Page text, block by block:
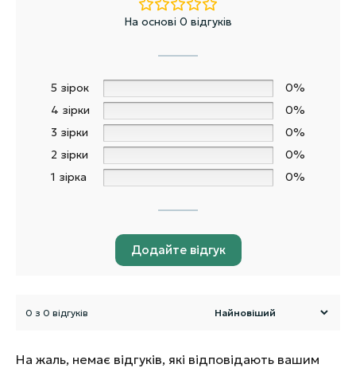
На основі 0 відгуків
5 зірок
0%
4 зірки
0%
3 зірки
0%
2 зірки
0%
1 зірка
0%
Додайте відгук
0 з 0 відгуків
На жаль, немає відгуків, які відповідають вашим